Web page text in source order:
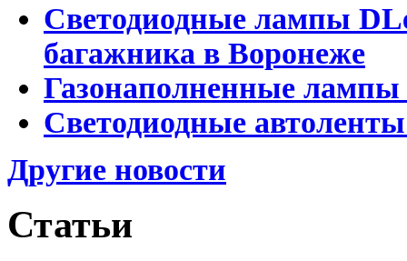
Светодиодные лампы
багажника в Воронеже
Газонаполненные
Светодиодные
Другие новости
Статьи